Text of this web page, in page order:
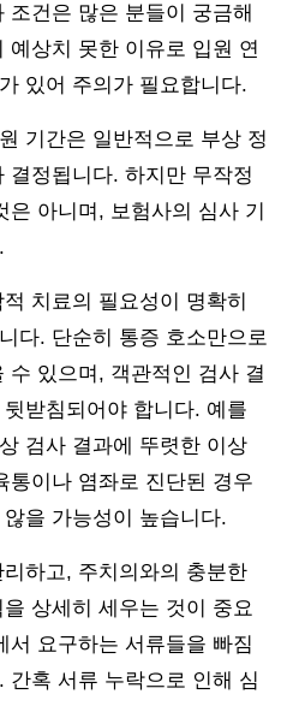
조건은 많은 분들이 궁금해
예상치 못한 이유로 입원 연
있어 주의가 필요합니다.
기간은 일반적으로 부상 정
결정됩니다. 하지만 무작정
아니며, 보험사의 심사 기
치료의 필요성이 명확히
다. 단순히 통증 호소만으로
수 있으며, 객관적인 검사 결
받침되어야 합니다. 예를
검사 결과에 뚜렷한 이상
통이나 염좌로 진단된 경우
을 가능성이 높습니다.
하고, 주치의와의 충분한
상세히 세우는 것이 중요
서 요구하는 서류들을 빠짐
간혹 서류 누락으로 인해 심